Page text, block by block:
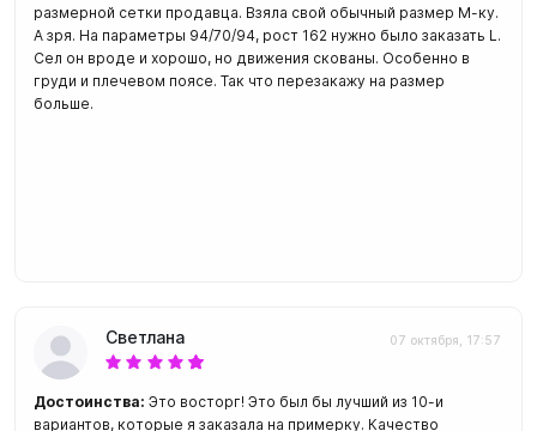
размерной сетки продавца. Взяла свой обычный размер М-ку.
А зря. На параметры 94/70/94, рост 162 нужно было заказать L.
Сел он вроде и хорошо, но движения скованы. Особенно в
груди и плечевом поясе. Так что перезакажу на размер
больше.
Светлана 07 октября, 17:57
Достоинства: Это восторг! Это был бы лучший из 10-и
вариантов, которые я заказала на примерку. Качество